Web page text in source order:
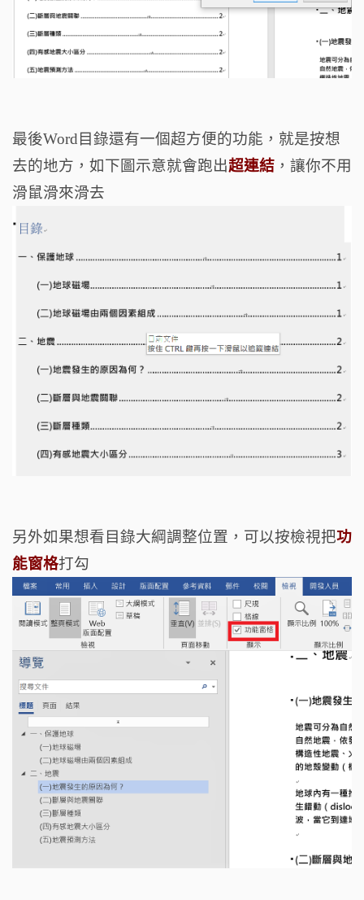
最後Word目錄還有一個超方便的功能，就是按想
去的地方，如下圖示意就會跑出超連結 ，讓你不用
滑鼠滑來滑去
另外如果想看目錄大綱調整位置，可以按檢視把功
能窗格打勾